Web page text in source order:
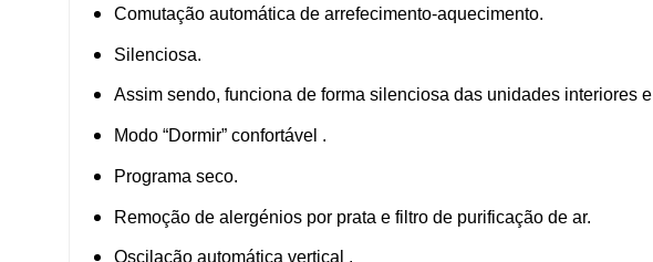
Comutação automática de arrefecimento-aquecimento.
Silenciosa.
Assim sendo, funciona de forma silenciosa das unidades interiores e
Modo “Dormir” confortável .
Programa seco.
Remoção de alergénios por prata e filtro de purificação de ar.
Oscilação automática vertical .